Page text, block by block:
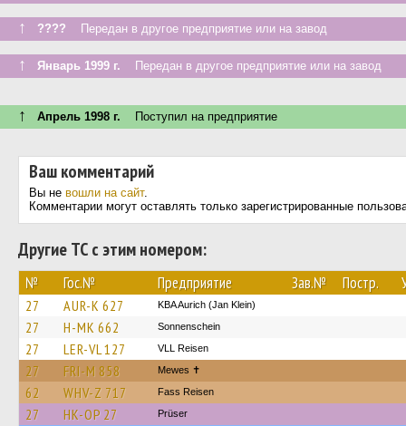
↑ ???? Передан в другое предприятие или на завод
↑ Январь 1999 г. Передан в другое предприятие или на завод
↑ Апрель 1998 г. Поступил на предприятие
Ваш комментарий
Вы не вошли на сайт.
Комментарии могут оставлять только зарегистрированные
Другие ТС с этим номером:
№ Гос.№ Предприятие Зав.№ Постр.
27 AUR-K 627 KBA Aurich (Jan Klein)
27 H-MK 662 Sonnenschein
27 LER-VL 127 VLL Reisen
27 FRI-M 858 Mewes ✝
62 WHV-Z 717 Fass Reisen
27 HK-OP 27 Prüser